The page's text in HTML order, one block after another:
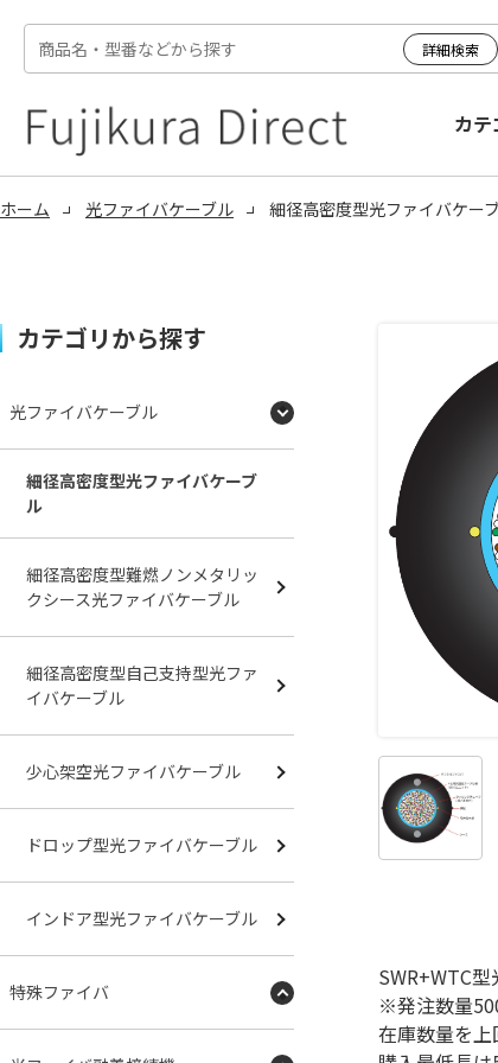
カ
ホーム 光ファイバケーブル 細径高密度型光ファイバケー
SWR+WTC
※発注数量
在庫数量を上
カテゴリから探す
光ファイバケーブル
細径高密度型光ファイバケーブ
ル
細径高密度型難燃ノンメタリッ
クシース光ファイバケーブル
細径高密度型自己支持型光ファ
イバケーブル
少心架空光ファイバケーブル
ドロップ型光ファイバケーブル
インドア型光ファイバケーブル
特殊ファイバ